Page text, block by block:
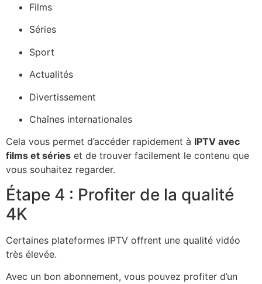
Films
Séries
Sport
Actualités
Divertissement
Chaînes internationales
Cela vous permet d’accéder rapidement à IPTV avec
films et séries et de trouver facilement le contenu que
vous souhaitez regarder.
Étape 4 : Profiter de la qualité
4K
Certaines plateformes IPTV offrent une qualité vidéo
très élevée.
Avec un bon abonnement, vous pouvez profiter d’un